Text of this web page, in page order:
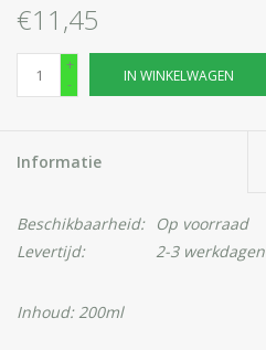
€11,45
+
-
IN WINKELWAGEN
Informatie
Beschikbaarheid:
Op voorraad
Levertijd:
2-3 werkdagen
Inhoud: 200ml